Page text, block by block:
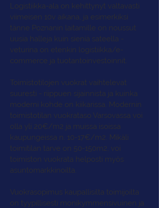
Logistiikka-ala on kehittynyt valtavasti
viimeisen 10v aikana, ja esimerkiksi
tänne Poznanin laitamille on noussut
uusia halleja kuin sieniä sateella -
veturina on etenkin logistiikka/e-
commerce ja tuotantoinvestoinnit.
Toimistotilojen vuokrat vaihtelevat
suuresti - riippuen sijainnista ja kuinka
moderni kohde on kiikarissa. Modernin
toimistotilan vuokrataso Varsovassa voi
olla yli 20€/m2 ja muissa isoissa
kaupungeissa n. 10-17€/m2. Mikäli
toimitilan tarve on 50-150m2, voi
toimiston vuokrata helposti myös
asuntomarkkinoilta.
Vuokrasopimus kaupallisilta toimijoilta
on tyypillisesti monikymmensivuinen ja